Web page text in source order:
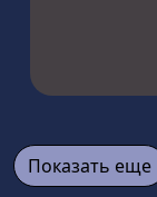
Показать еще